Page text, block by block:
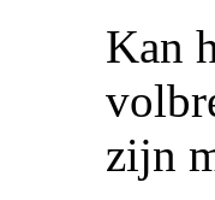
Kan
zijn